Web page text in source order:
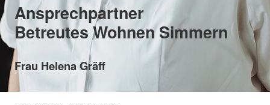
Ansprechpartner
Betreutes Wohnen Simmern
Frau Helena Gräff